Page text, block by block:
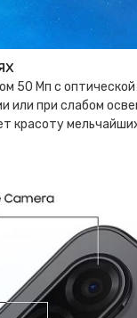
50 Мп с
или при слабом
красоту